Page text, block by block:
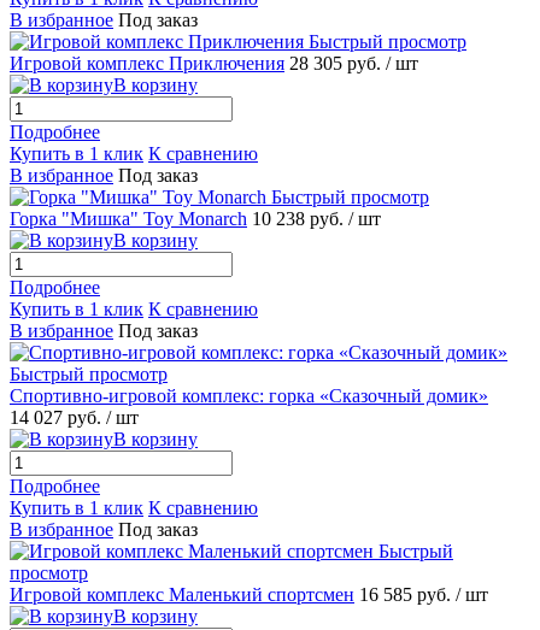
В избранное Под заказ
Быстрый просмотр
Игровой комплекс Приключения 28 305 руб. / шт
В корзину
Подробнее
Купить в 1 клик К сравнению
В избранное Под заказ
Быстрый просмотр
Горка "Мишка" Toy Monarch 10 238 руб. / шт
В корзину
Подробнее
Купить в 1 клик К сравнению
В избранное Под заказ
Быстрый просмотр
Спортивно-игровой комплекс: горка «Сказочный домик»
14 027 руб. / шт
В корзину
Подробнее
Купить в 1 клик К сравнению
В избранное Под заказ
Быстрый
просмотр
Игровой комплекс Маленький спортсмен 16 585 руб. / шт
В корзину